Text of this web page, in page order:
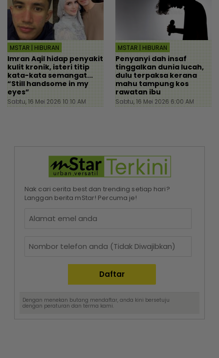
MSTAR | HIBURAN
Imran Aqil hidap penyakit
kulit kronik, isteri titip
kata-kata semangat...
“Still handsome in my
eyes”
Sabtu, 16 Mei 2026 10:10 AM
MSTAR | HIBURAN
Penyanyi dah insaf
tinggalkan dunia lucah,
dulu terpaksa kerana
mahu tampung kos
rawatan ibu
Sabtu, 16 Mei 2026 6:00 AM
Nak cari cerita best dan trending setiap hari?
Langgan berita mStar! Percuma je!
Dengan menekan butang mendaftar, anda kini bersetuju
dengan peraturan dan terma kami.